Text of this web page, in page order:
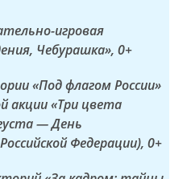
игровая
Чебурашка», 0+
«Под флагом России»
акции «Три цвета
— День
Федерации), 0+